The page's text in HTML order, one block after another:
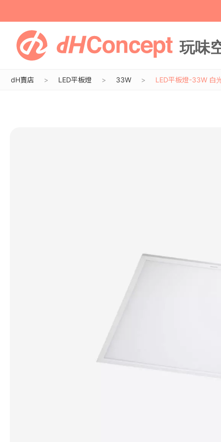
dH賣店 LED平板燈 33W LED平板燈-33W 白